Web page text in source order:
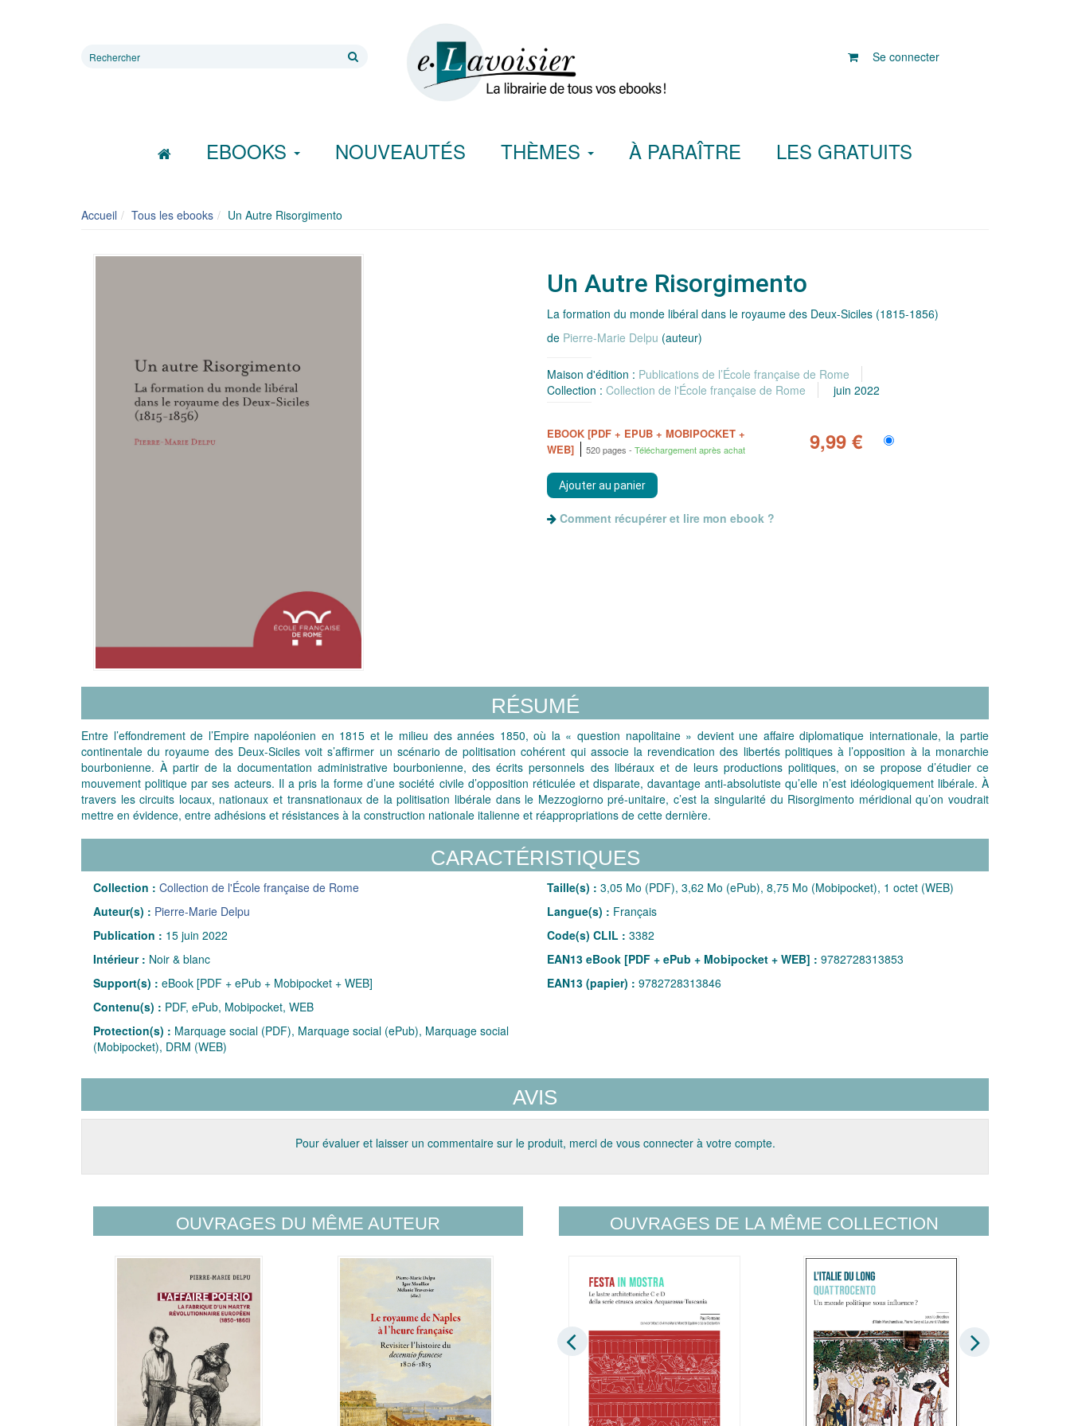
Rechercher
Se connecter
EBOOKS NOUVEAUTÉS THÈMES À PARAÎTRE LES GRATUITS
Accueil Tous les ebooks Un Autre Risorgimento
Un Autre Risorgimento
La formation du monde libéral dans le royaume des Deux-Siciles (1815-1856)
de Pierre-Marie Delpu (auteur)
Maison d'édition : Publications de l’École française de Rome
Collection : Collection de l'École française de Rome juin 2022
EBOOK [PDF + EPUB + MOBIPOCKET +
WEB]
520 pages Téléchargement après achat 9,99 €
Comment récupérer et lire mon ebook ?
RÉSUMÉ
Entre l’effondrement de l’Empire napoléonien en 1815 et le milieu des années 1850, où la « question napolitaine » devient une affaire diplomatique internationale, la partie
continentale du royaume des Deux-Siciles voit s’affirmer un scénario de politisation cohérent qui associe la revendication des libertés politiques à l’opposition à la monarchie
bourbonienne. À partir de la documentation administrative bourbonienne, des écrits personnels des libéraux et de leurs productions politiques, on se propose d’étudier ce
mouvement politique par ses acteurs. Il a pris la forme d’une société civile d’opposition réticulée et disparate, davantage anti-absolutiste qu’elle n’est idéologiquement libérale. À
travers les circuits locaux, nationaux et transnationaux de la politisation libérale dans le Mezzogiorno pré-unitaire, c’est la singularité du Risorgimento méridional qu’on voudrait
mettre en évidence, entre adhésions et résistances à la construction nationale italienne et réappropriations de cette dernière.
CARACTÉRISTIQUES
Collection : Collection de l'École française de Rome
Auteur(s) : Pierre-Marie Delpu
Publication : 15 juin 2022
Intérieur : Noir & blanc
Support(s) : eBook [PDF + ePub + Mobipocket + WEB]
Contenu(s) : PDF, ePub, Mobipocket, WEB
Protection(s) : Marquage social (PDF), Marquage social (ePub), Marquage social
(Mobipocket), DRM (WEB)
Taille(s) : 3,05 Mo (PDF), 3,62 Mo (ePub), 8,75 Mo (Mobipocket), 1 octet (WEB)
Langue(s) : Français
Code(s) CLIL : 3382
EAN13 eBook [PDF + ePub + Mobipocket + WEB] : 9782728313853
EAN13 (papier) : 9782728313846
AVIS
Pour évaluer et laisser un commentaire sur le produit, merci de vous connecter à votre compte.
OUVRAGES DU MÊME AUTEUR OUVRAGES DE LA MÊME COLLECTION